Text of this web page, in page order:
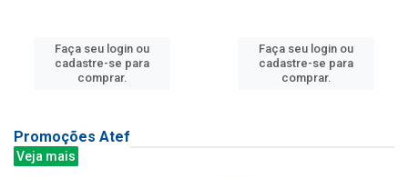
Faça seu login ou
cadastre-se para
comprar.
Faça seu login ou
cadastre-se para
comprar.
Promoções Atef
Veja mais